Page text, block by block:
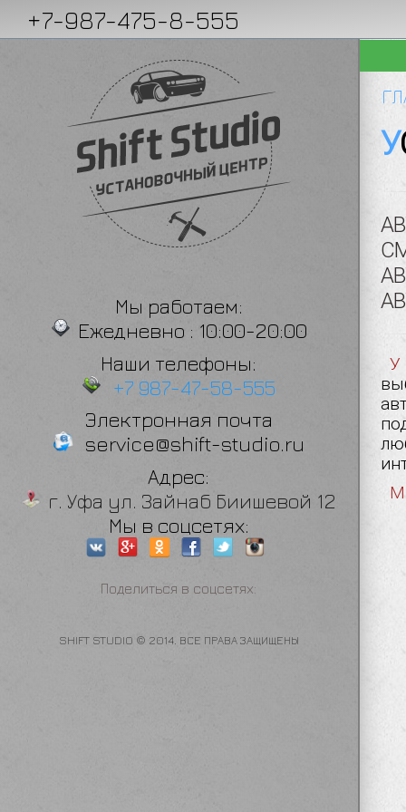
+7-987-475-8-555
Мы работаем:
Ежедневно : 10:00-20:00
Наши телефоны:
+7 987-47-58-555
Электронная почта
service@shift-studio.ru
Адрес:
г. Уфа ул. Зайнаб Биишевой 12
Мы в соцсетях:
Поделиться в соцсетях:
SHIFT STUDIO © 2014. ВСЕ ПРАВА ЗАЩИЩЕНЫ
У нас вы можете установить автомобильную акустику,наши мастера помогут определиться вам с